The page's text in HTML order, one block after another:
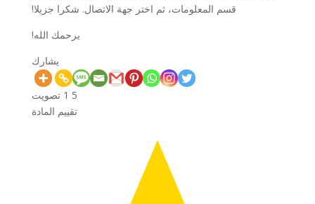
قسم المعلومات، ثم اختر جهة الاتصال. شكرا جزيلا!
يرحمك الله!
يشارك
5
1 تصويت
تقييم المادة